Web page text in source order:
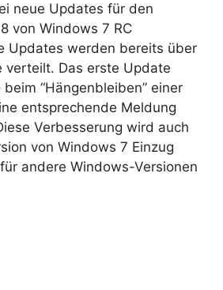
neue Updates für den
von Windows 7 RC
Updates werden bereits über
verteilt. Das erste Update
“Hängenbleiben” einer
entsprechende Meldung
Verbesserung wird auch
von Windows 7 Einzug
andere Windows-Versionen